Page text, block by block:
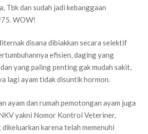
Tbk dan sudah jadi kebanggaan
WOW!
disana dibiakkan secara selektif
efisien, daging yang
yang paling penting gak mudah sakit,
lagi ayam tidak disuntik hormon.
ayam dan rumah pemotongan ayam juga
yakni Nomor Kontrol Veteriner,
karena telah memenuhi